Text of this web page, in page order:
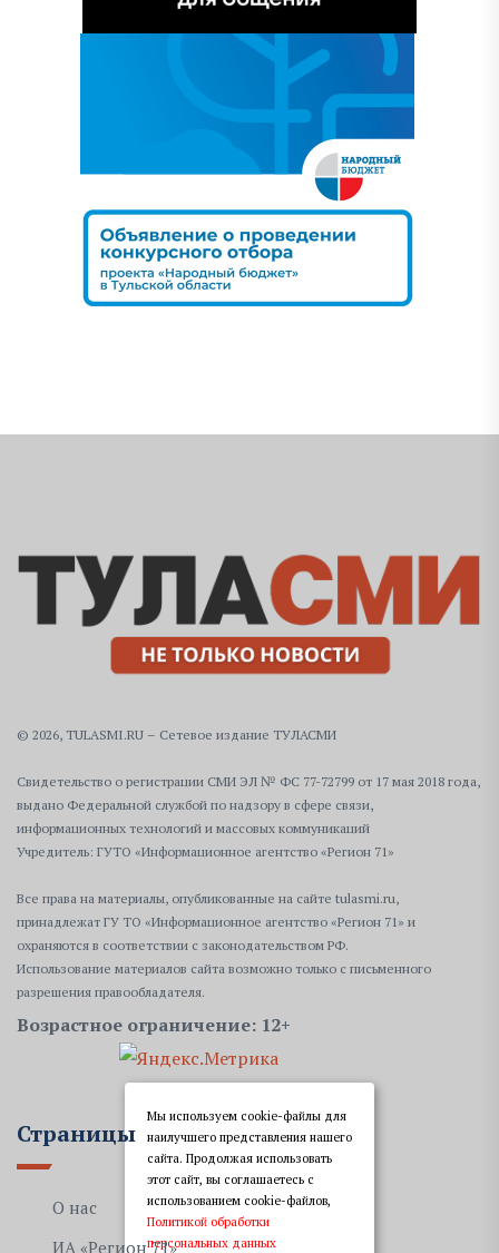
© 2026, TULASMI.RU – Сетевое издание ТУЛАСМИ
Свидетельство о регистрации СМИ ЭЛ № ФС 77-72799 от 17 мая 2018 года,
выдано Федеральной службой по надзору в сфере связи,
информационных технологий и массовых коммуникаций
Учредитель: ГУТО «Информационное агентство «Регион 71»
Все права на материалы, опубликованные на сайте tulasmi.ru,
принадлежат ГУ ТО «Информационное агентство «Регион 71» и
охраняются в соответствии с законодательством РФ.
Использование материалов сайта возможно только с письменного
разрешения правообладателя.
Возрастное ограничение: 12+
Страницы
О нас
ИА «Регион 71»
Мы используем cookie-файлы для
наилучшего представления нашего
сайта. Продолжая использовать
этот сайт, вы соглашаетесь с
использованием cookie-файлов,
Политикой обработки
персональных данных